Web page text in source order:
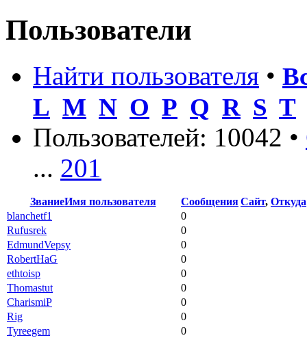
Пользователи
Найти пользователя •
L M N O P Q R S T
Пользователей: 10042 •
... 201
ЗваниеИмя пользователя СообщенияСайт, Откуда
blanchetf1
0
Rufusrek
0
EdmundVepsy
0
RobertHaG
0
ethtoisp
0
Thomastut
0
CharismiP
0
Rig
0
Tyreegem
0